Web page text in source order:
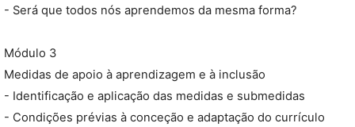
- Será que todos nós aprendemos da mesma forma?
Módulo 3
Medidas de apoio à aprendizagem e à inclusão
- Identificação e aplicação das medidas e submedidas
- Condições prévias à conceção e adaptação do currículo